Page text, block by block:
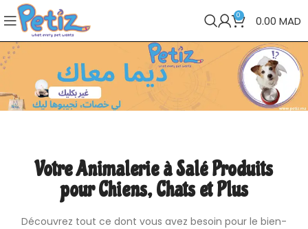
0 0.00 MAD
Votre Animalerie à Salé Produits
pour Chiens, Chats et Plus
Découvrez tout ce dont vous avez besoin pour le bien-